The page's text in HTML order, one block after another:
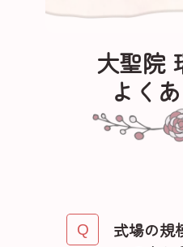
大聖院
よく
式場の規